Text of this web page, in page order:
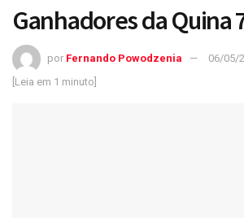
Ganhadores da Quina
por Fernando Powodzenia
06/05/
[Leia em 1 minuto]